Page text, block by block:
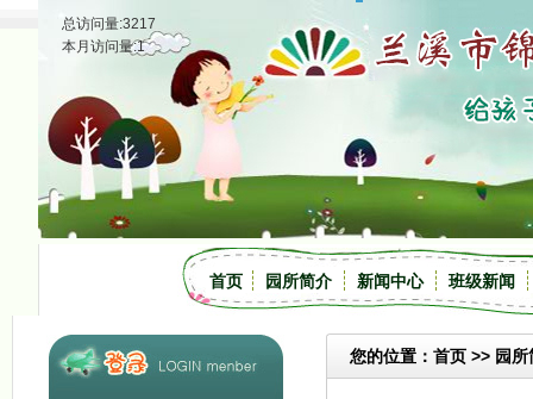
总访问量:3217
本月访问量:1
首页 园所简介 新闻中心 班级新闻
您的位置：首页 >> 园所